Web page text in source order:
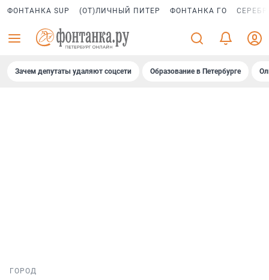
ФОНТАНКА SUP (ОТ)ЛИЧНЫЙ ПИТЕР ФОНТАНКА ГО
Зачем депутаты удаляют соцсети Образование в Петербурге
ГОРОД